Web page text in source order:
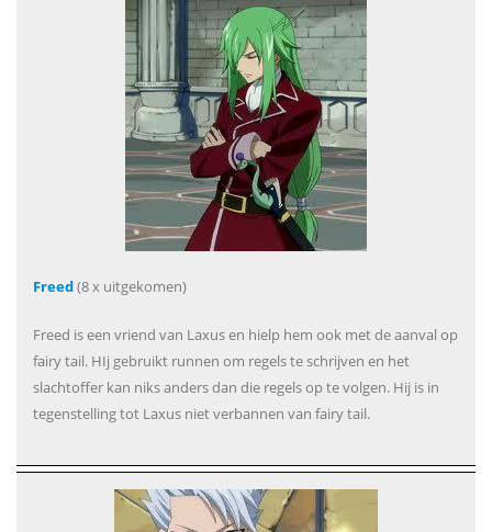
Freed(8 x uitgekomen)
Freed is een vriend van Laxus en hielp hem ook met de aanval op
fairy tail. HIj gebruikt runnen om regels te schrijven en het
slachtoffer kan niks anders dan die regels op te volgen. Hij is in
tegenstelling tot Laxus niet verbannen van fairy tail.